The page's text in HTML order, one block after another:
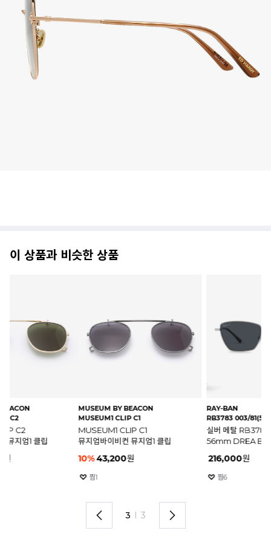
이 상품과 비슷한 상품
MUSEUM BY BEACON
MUSEUM1 CLIP C1
MUSEUM1 CLIP C1
뮤지엄바이비컨 뮤지엄1 클립
10
RAY-BAN
RB3783 003/81(56)
실버 메탈 RB3783 003/81
56mm DREA BIO-BASED
3 I 3